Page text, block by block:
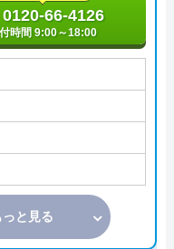
0120-66-4126
時間 9:00～18:00
と見る